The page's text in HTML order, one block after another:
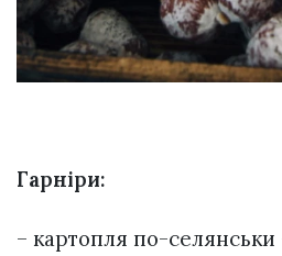
Гарніри:
– картопля по-